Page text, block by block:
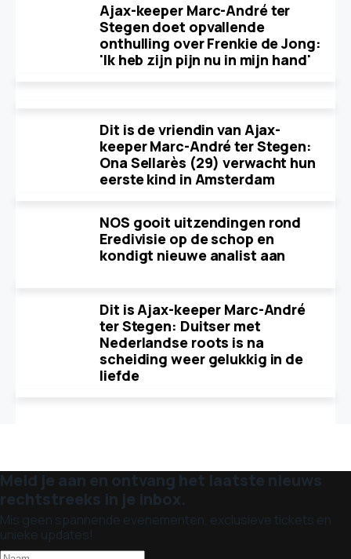
Ajax-keeper Marc-André ter
Stegen doet opvallende
onthulling over Frenkie de Jong:
'Ik heb zijn pijn nu in mijn hand'
Dit is de vriendin van Ajax-
keeper Marc-André ter Stegen:
Ona Sellarès (29) verwacht hun
eerste kind in Amsterdam
NOS gooit uitzendingen rond
Eredivisie op de schop en
kondigt nieuwe analist aan
Dit is Ajax-keeper Marc-André
ter Stegen: Duitser met
Nederlandse roots is na
scheiding weer gelukkig in de
liefde
Meld je aan en ontvang het laatste nieuws
rechtstreeks in je inbox.
Mis geen spannende evenementen, exclusieve tickets en
unieke updates!